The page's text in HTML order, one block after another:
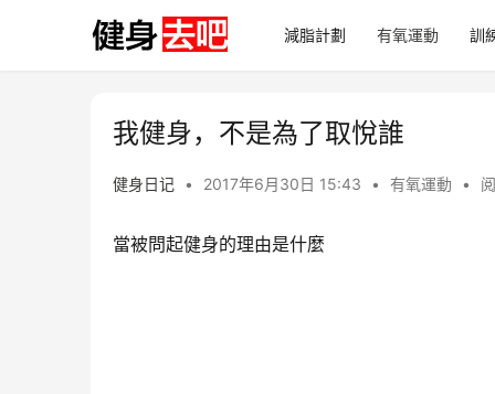
減脂計劃 有氧運動 訓
我健身，不是為了取悅誰
健身日记 • 2017年6月30日 15:43 • 有氧運動 •
當被問起健身的理由是什麼